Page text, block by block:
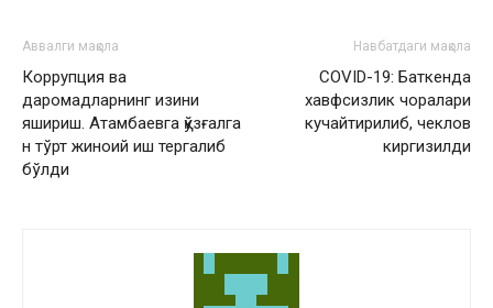
Аввалги мақола
Коррупция ва
даромадларнинг изини
яшириш. Атамбаевга қўзғалга
н тўрт жиноий иш тергалиб
бўлди
Навбатдаги мақола
COVID-19: Баткенда
хавфсизлик чоралари
кучайтирилиб, чеклов
киргизилди